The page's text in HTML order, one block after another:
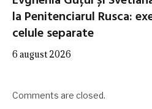
la Penitenciarul Rusca:
celule separate
6 august 2026
Comments are closed.